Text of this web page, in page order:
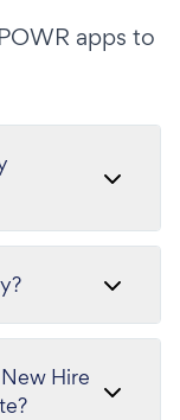
apps to
Hire